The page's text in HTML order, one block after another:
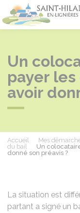
Un
payer
avoir
Accueil Mes
du bail
Un
donné son préavis ?
La situation est
partant a signé un